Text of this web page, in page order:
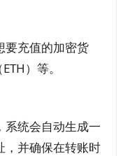
要充值的加密货
）等。
系统会自动生成一
，并确保在转账时